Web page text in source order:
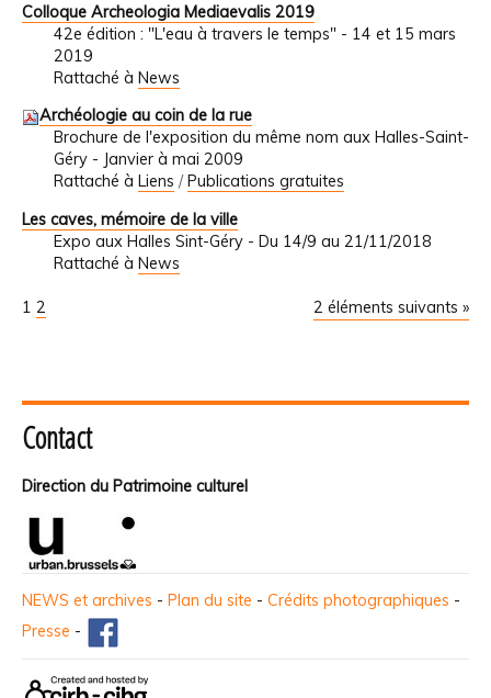
Colloque Archeologia Mediaevalis 2019
42e édition : "L'eau à travers le temps" - 14 et 15 mars
2019
Rattaché à News
Archéologie au coin de la rue
Brochure de l'exposition du même nom aux Halles-Saint-
Géry - Janvier à mai 2009
Rattaché à Liens / Publications gratuites
Les caves, mémoire de la ville
Expo aux Halles Sint-Géry - Du 14/9 au 21/11/2018
Rattaché à News
2 éléments suivants »
1 2
Contact
Direction du Patrimoine culturel
NEWS et archives - Plan du site - Crédits photographiques -
Presse -